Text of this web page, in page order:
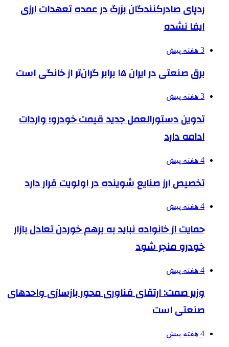
ردپای صادرکنندگان بزرگ در عمده تعهدات ارزی
ایفا نشده
3 هفته پیش
برق صنعتی در ایران ۱۵ برابر گران‌تر از خانگی است
3 هفته پیش
تدوین دستورالعمل جدید قیمت خودرو؛ واردات
ادامه دارد
4 هفته پیش
تخصیص ارز صنایع شوینده در اولویت قرار دارد
4 هفته پیش
حمایت از خانواده نباید به برهم خوردن تعادل بازار
خودرو منجر شود
4 هفته پیش
وزیر صمت: ارتقای فناوری محور بازسازی واحدهای
صنعتی است
4 هفته پیش